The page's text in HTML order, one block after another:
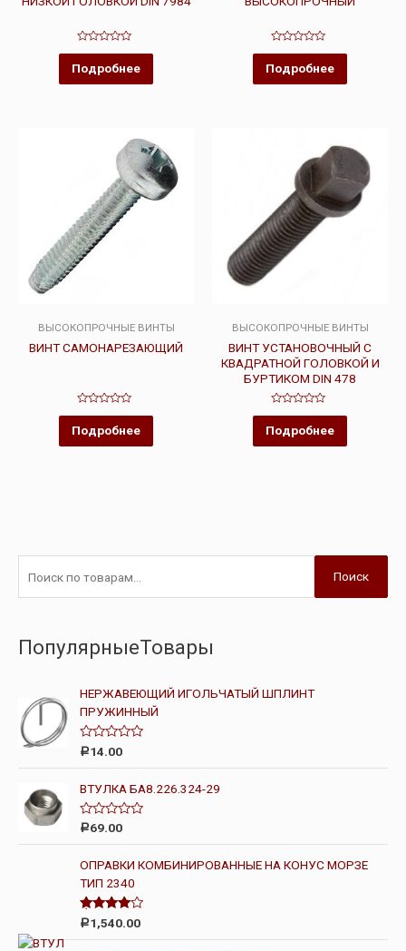
Оценка
из
Подробнее
Оценка
из
Подробнее
ВЫСОКОПРОЧНЫЕ ВИНТЫ
ВИНТ САМОНАРЕЗАЮЩИЙ
Оценка
из
Подробнее
ВЫСОКОПРОЧНЫЕ ВИНТЫ
ВИНТ УСТАНОВОЧНЫЙ С
КВАДРАТНОЙ ГОЛОВКОЙ И
БУРТИКОМ DIN 478
Оценка
из
Подробнее
Поиск
ПопулярныеТовары
НЕРЖАВЕЮЩИЙ ИГОЛЬЧАТЫЙ ШПЛИНТ
ПРУЖИННЫЙ
О
е
н
к
а
0
и
з
Р14.00
ВТУЛКА БА8.226.324-29
О
н
к
а
0
и
з
Р69.00
ОПРАВКИ КОМБИНИРОВАННЫЕ НА КОНУС МОРЗЕ
ТИП 2340
Оценка
4.00
Р1,540.00